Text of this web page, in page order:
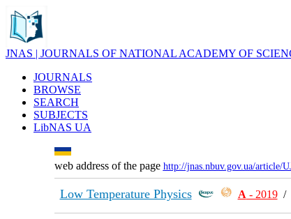
JNAS | JOURNALS OF NATIONAL ACADEMY OF
JOURNALS
BROWSE
SEARCH
SUBJECTS
LibNAS UA
web address of the page http://jnas.nbuv.gov.ua/article/
Low Temperature Physics А - 2019/